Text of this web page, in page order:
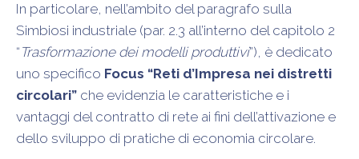
In particolare, nell’ambito del paragrafo sulla
Simbiosi industriale (par. 2.3 all’interno del capitolo 2
“ Trasformazione dei modelli produttivi”), è dedicato
uno specifico Focus “Reti d’Impresa nei distretti
circolari” che evidenzia le caratteristiche e i
vantaggi del contratto di rete ai fini dell’attivazione e
dello sviluppo di pratiche di economia circolare.